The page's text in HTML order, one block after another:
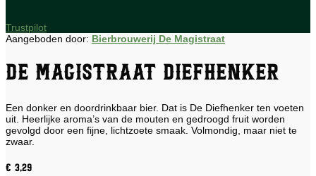
Trustpilot
Aangeboden door: Bierbrouwerij De Magistraat
De Magistraat Diefhenker
Een donker en doordrinkbaar bier. Dat is De Diefhenker ten voeten
uit. Heerlijke aroma’s van de mouten en gedroogd fruit worden
gevolgd door een fijne, lichtzoete smaak. Volmondig, maar niet te
zwaar.
€ 3,29